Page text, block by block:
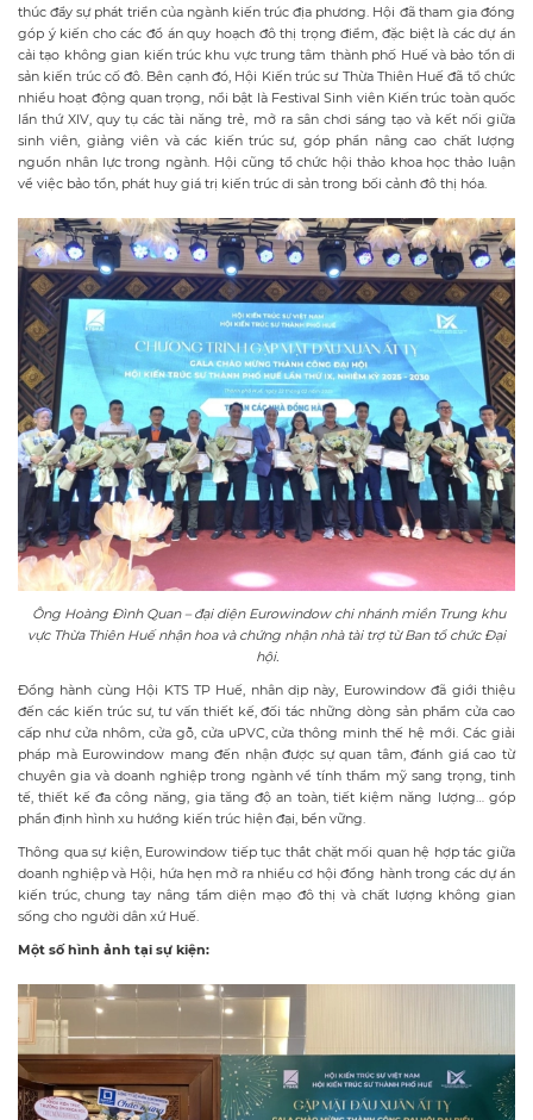
thúc đẩy sự phát triển của ngành kiến trúc địa phương. Hội đã tham gia đóng
góp ý kiến cho các đồ án quy hoạch đô thị trọng điểm, đặc biệt là các dự án
cải tạo không gian kiến trúc khu vực trung tâm thành phố Huế và bảo tồn di
sản kiến trúc cố đô. Bên cạnh đó, Hội Kiến trúc sư Thừa Thiên Huế đã tổ chức
nhiều hoạt động quan trọng, nổi bật là Festival Sinh viên Kiến trúc toàn quốc
lần thứ XIV, quy tụ các tài năng trẻ, mở ra sân chơi sáng tạo và kết nối giữa
sinh viên, giảng viên và các kiến trúc sư, góp phần nâng cao chất lượng
nguồn nhân lực trong ngành. Hội cũng tổ chức hội thảo khoa học thảo luận
về việc bảo tồn, phát huy giá trị kiến trúc di sản trong bối cảnh đô thị hóa.
Ông Hoàng Đình Quan – đại diện Eurowindow chi nhánh miền Trung khu
vực Thừa Thiên Huế nhận hoa và chứng nhận nhà tài trợ từ Ban tổ chức Đại
hội.
Đồng hành cùng Hội KTS TP Huế, nhân dịp này, Eurowindow đã giới thiệu
đến các kiến trúc sư, tư vấn thiết kế, đối tác những dòng sản phẩm cửa cao
cấp như cửa nhôm, cửa gỗ, cửa uPVC, cửa thông minh thế hệ mới. Các giải
pháp mà Eurowindow mang đến nhận được sự quan tâm, đánh giá cao từ
chuyên gia và doanh nghiệp trong ngành về tính thẩm mỹ sang trọng, tinh
tế, thiết kế đa công năng, gia tăng độ an toàn, tiết kiệm năng lượng… góp
phần định hình xu hướng kiến trúc hiện đại, bền vững.
Thông qua sự kiện, Eurowindow tiếp tục thắt chặt mối quan hệ hợp tác giữa
doanh nghiệp và Hội, hứa hẹn mở ra nhiều cơ hội đồng hành trong các dự án
kiến trúc, chung tay nâng tầm diện mạo đô thị và chất lượng không gian
sống cho người dân xứ Huế.
Một số hình ảnh tại sự kiện: